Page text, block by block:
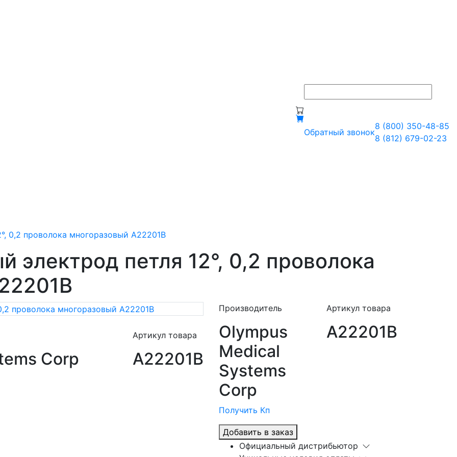
Обратный звонок
8 (800) 350-48-85
8 (812) 679-02-23
0,2 проволока многоразовый A22201B
электрод петля 12°, 0,2 проволока
Corp
Артикул товара
A22201B
Производитель
Olympus
Medical
Systems
Corp
Артикул товара
A22201B
Получить Кп
Добавить в заказ
Официальный дистрибьютор